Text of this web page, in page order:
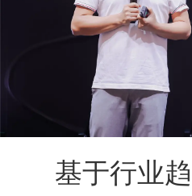
基于行业趋